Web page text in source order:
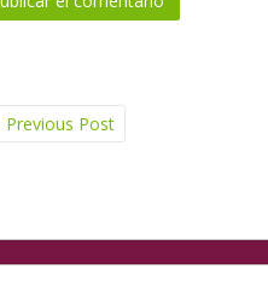
Previous Post